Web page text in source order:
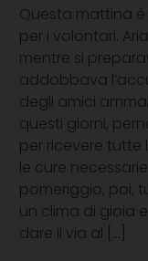
Questa mattina
per i volontari.
mentre si
addobbava
degli amici
questi giorni,
per ricevere tutte
le cure
pomeriggio, poi,
un clima di gioia
dare il via al […]